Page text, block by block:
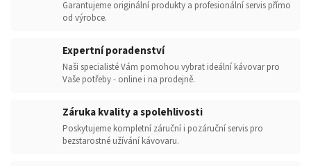
Garantujeme originální produkty a profesionální servis přímo
od výrobce.
Expertní poradenství
Naši specialisté Vám pomohou vybrat ideální kávovar pro
Vaše potřeby - online i na prodejně.
Záruka kvality a spolehlivosti
Poskytujeme kompletní záruční i pozáruční servis pro
bezstarostné užívání kávovaru.